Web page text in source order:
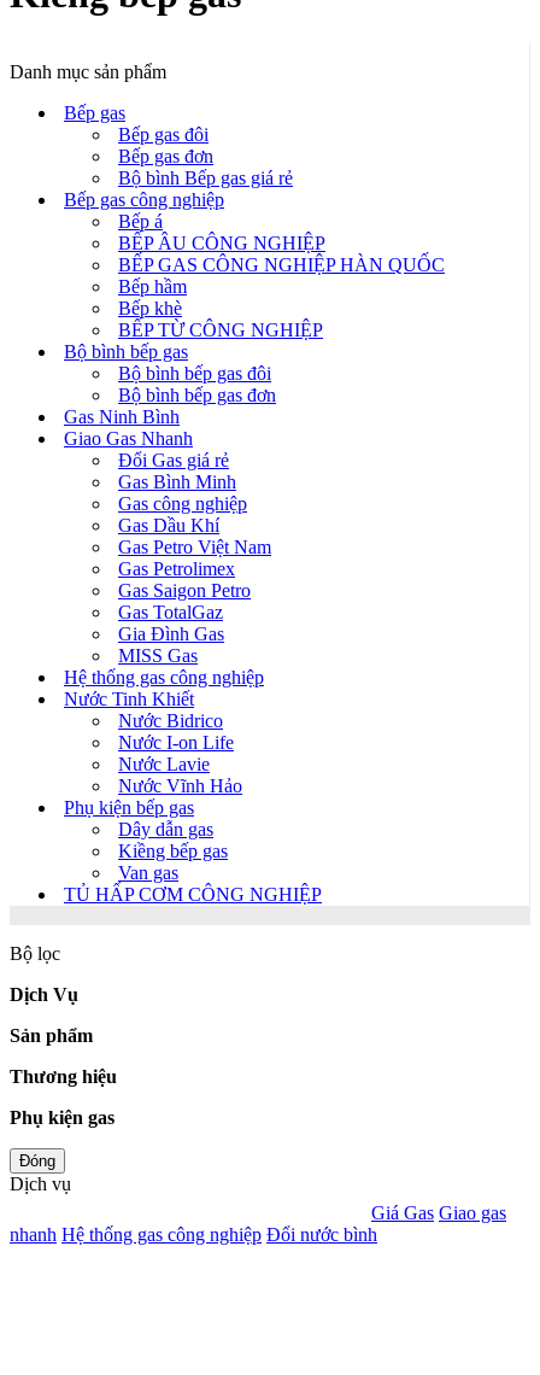
Danh mục sản phẩm
Bếp gas
Bếp gas đôi
Bếp gas đơn
Bộ bình Bếp gas giá rẻ
Bếp gas công nghiệp
Bếp á
BẾP ÂU CÔNG NGHIỆP
BẾP GAS CÔNG NGHIỆP HÀN QUỐC
Bếp hầm
Bếp khè
BẾP TỪ CÔNG NGHIỆP
Bộ bình bếp gas
Bộ bình bếp gas đôi
Bộ bình bếp gas đơn
Gas Ninh Bình
Giao Gas Nhanh
Đổi Gas giá rẻ
Gas Bình Minh
Gas công nghiệp
Gas Dầu Khí
Gas Petro Việt Nam
Gas Petrolimex
Gas Saigon Petro
Gas TotalGaz
Gia Đình Gas
MISS Gas
Hệ thống gas công nghiệp
Nước Tinh Khiết
Nước Bidrico
Nước I-on Life
Nước Lavie
Nước Vĩnh Hảo
Phụ kiện bếp gas
Dây dẫn gas
Kiềng bếp gas
Van gas
TỦ HẤP CƠM CÔNG NGHIỆP
Bộ lọc
Dịch Vụ
Sản phẩm
Thương hiệu
Phụ kiện gas
Đóng
Dịch vụ
Giá Gas Giao gas
nhanh Hệ thống gas công nghiệp Đổi nước bình